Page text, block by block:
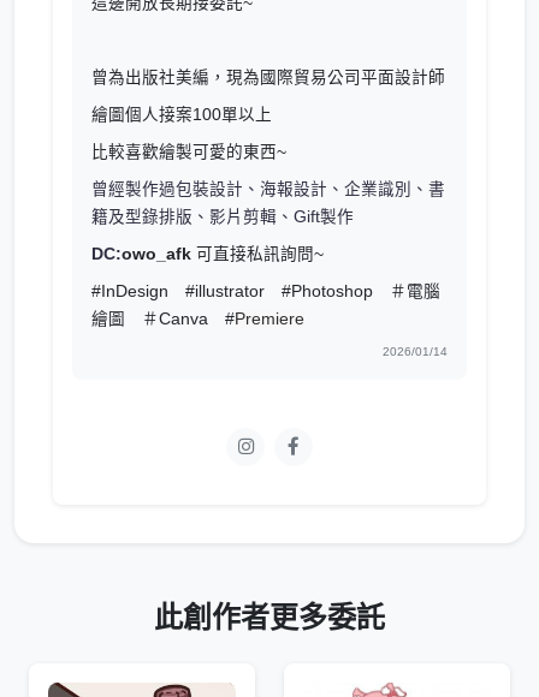
曾為出版社美編，現為國際貿易公司平面設計師
繪圖個人接案100單以上
比較喜歡繪製可愛的東西~
曾經製作過包裝設計、海報設計、企業識別、書
籍及型錄排版、影片剪輯、Gift製作
DC:owo_afk 可直接私訊詢問~
#InDesign #illustrator #Photoshop ＃電腦
繪圖 ＃Canva #Premiere
2026/01/14
此創作者更多委託